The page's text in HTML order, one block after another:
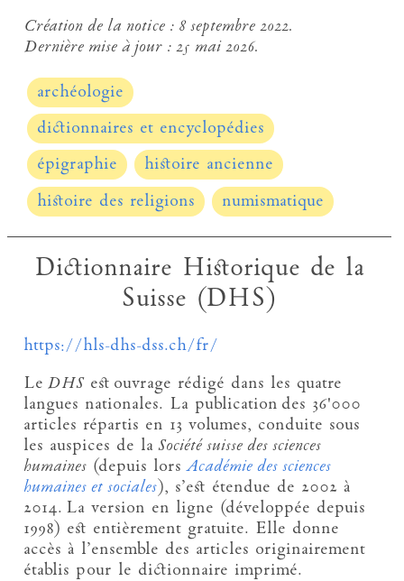
Création de la notice : 8 septembre 2022.
Dernière mise à jour :25 mai 2026.
archéologie
dictionnaires et encyclopédies
épigraphie
histoire ancienne
histoire des religions
numismatique
Dictionnaire Historique de la
Suisse (DHS)
https://hls-dhs-dss.ch/fr/
Le DHSest ouvrage rédigé dans les quatre
langues nationales. La publication des 36'000
articles répartis en 13 volumes, conduite sous
les auspices de la Société suisse des sciences
humaines (depuis lors Académie des sciences
humaines et sociales), s’est étendue de 2002 à
2014. La version en ligne (développée depuis
1998) est entièrement gratuite. Elle donne
accès à l’ensemble des articles originairement
établis pour le dictionnaire imprimé.